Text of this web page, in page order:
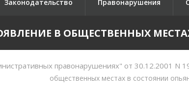
Законодательство Правонарушения
В ОБЩЕСТВЕННЫХ
правонарушениях" от 30.12.2001 N
общественных местах в состоянии